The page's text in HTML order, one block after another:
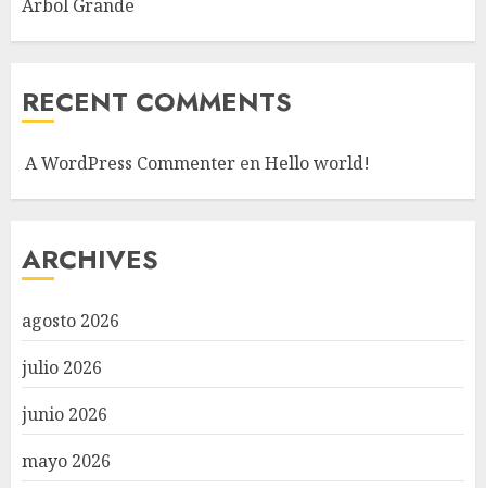
Árbol Grande
RECENT COMMENTS
A WordPress Commenter enHello world!
ARCHIVES
agosto 2026
julio 2026
junio 2026
mayo 2026